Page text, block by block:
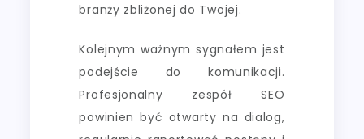
branży zbliżonej do Twojej.
Kolejnym ważnym sygnałem jest
podejście do komunikacji.
Profesjonalny zespół SEO
powinien być otwarty na dialog,